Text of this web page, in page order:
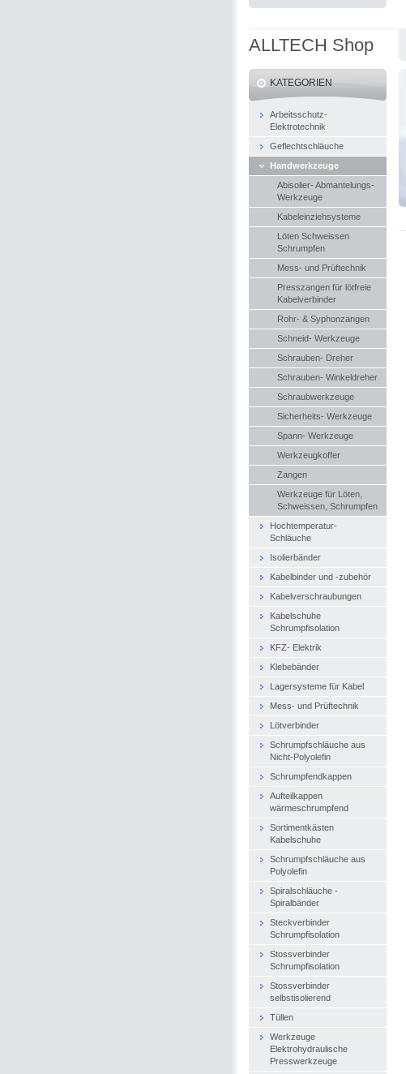
ALLTECH Shop
KATEGORIEN
Arbeitsschutz-
Elektrotechnik
Geflechtschläuche
Handwerkzeuge
Abisolier- Abmantelungs-
Werkzeuge
Kabeleinziehsysteme
Löten Schweissen
Schrumpfen
Mess- und Prüftechnik
Presszangen für lötfreie
Kabelverbinder
Rohr- & Syphonzangen
Schneid- Werkzeuge
Schrauben- Dreher
Schrauben- Winkeldreher
Schraubwerkzeuge
Sicherheits- Werkzeuge
Spann- Werkzeuge
Werkzeugkoffer
Zangen
Werkzeuge für Löten,
Schweissen, Schrumpfen
Hochtemperatur-
Schläuche
Isolierbänder
Kabelbinder und -zubehör
Kabelverschraubungen
Kabelschuhe
Schrumpfisolation
KFZ- Elektrik
Klebebänder
Lagersysteme für Kabel
Mess- und Prüftechnik
Lötverbinder
Schrumpfschläuche aus
Nicht-Polyolefin
Schrumpfendkappen
Aufteilkappen
wärmeschrumpfend
Sortimentkästen
Kabelschuhe
Schrumpfschläuche aus
Polyolefin
Spiralschläuche -
Spiralbänder
Steckverbinder
Schrumpfisolation
Stossverbinder
Schrumpfisolation
Stossverbinder
selbstisolierend
Tüllen
Werkzeuge
Elektrohydraulische
Presswerkzeuge